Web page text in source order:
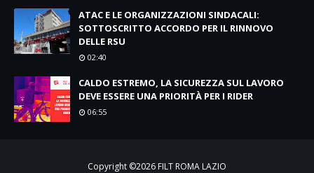
ATAC E LE ORGANIZZAZIONI SINDACALI:
SOTTOSCRITTO ACCORDO PER IL RINNOVO
DELLE RSU
02:40
CALDO ESTREMO, LA SICUREZZA SUL LAVORO
DEVE ESSERE UNA PRIORITÀ PER I RIDER
06:55
Copyright ©2026 FILT ROMA LAZIO